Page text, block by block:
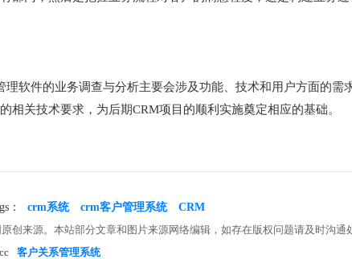
理软件的业务调查与分析主要会涉及功能、技术和用户方面的需
相关技术要求，为后期CRM项目的顺利实施奠定相应的基础。
： crm系统 crm客户管理系统
CRM
创来源。本站部分文章和图片来源网络编辑，如存在版权问题请及时沟
客户关系管理系统